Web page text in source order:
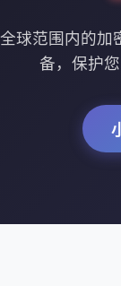
球范围内的
备，保护